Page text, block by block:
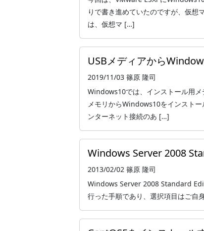
りで書き進めていたのですが、仮想
は、仮想マ […]
USBメディアから
2019/11/03 篠原 隆司
Windows10では、インストール用
メモリからWindows10をインスト
ンターネット接続のあ […]
Windows Server 2008
2013/02/02 篠原 隆司
Windows Server 2008 Standard
行った手順であり、選択項目はご自